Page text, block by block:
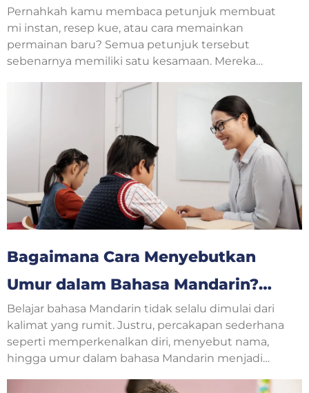
Untuk Pemula Bahasa Inggris
Pernahkah kamu membaca petunjuk membuat
mi instan, resep kue, atau cara memainkan
permainan baru? Semua petunjuk tersebut
sebenarnya memiliki satu kesamaan. Mereka
dilakukan secara berurutan. Dalam pelajaran
bahasa Inggris, jenis teks seperti ini disebut
Bagaimana Cara Menyebutkan
Umur dalam Bahasa Mandarin?
Yuk, Belajar Bersama!
Belajar bahasa Mandarin tidak selalu dimulai dari
kalimat yang rumit. Justru, percakapan sederhana
seperti memperkenalkan diri, menyebut nama,
hingga umur dalam bahasa Mandarin menjadi